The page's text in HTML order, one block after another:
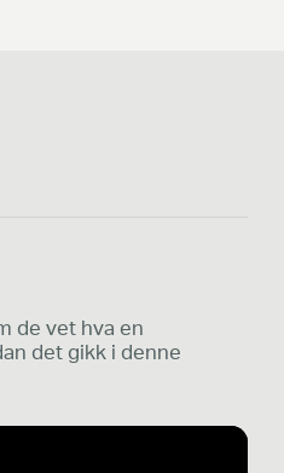
de vet hva en
det gikk i denne